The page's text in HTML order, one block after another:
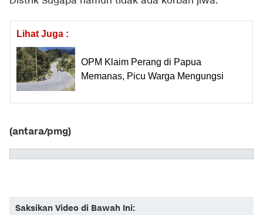
Lihat Juga :
OPM Klaim Perang di Papua
Memanas, Picu Warga Mengungsi
(antara/pmg)
Saksikan Video di Bawah Ini: